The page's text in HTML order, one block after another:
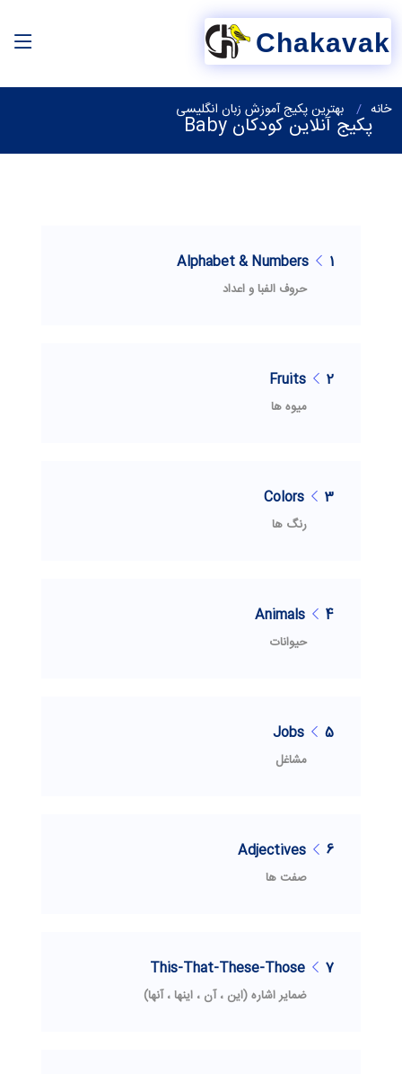
Chakavak
خانه بهترین پکیج آموزش زبان انگلیسی
پکیج آنلاین کودکان Baby
1
حروف الفبا و اعداد
2
میوه ها
3
رنگ ها
4
حیوانات
5
مشاغل
6
صفت ها
7
ضمایر اشاره (این ، آن ، اینها ، آنها)